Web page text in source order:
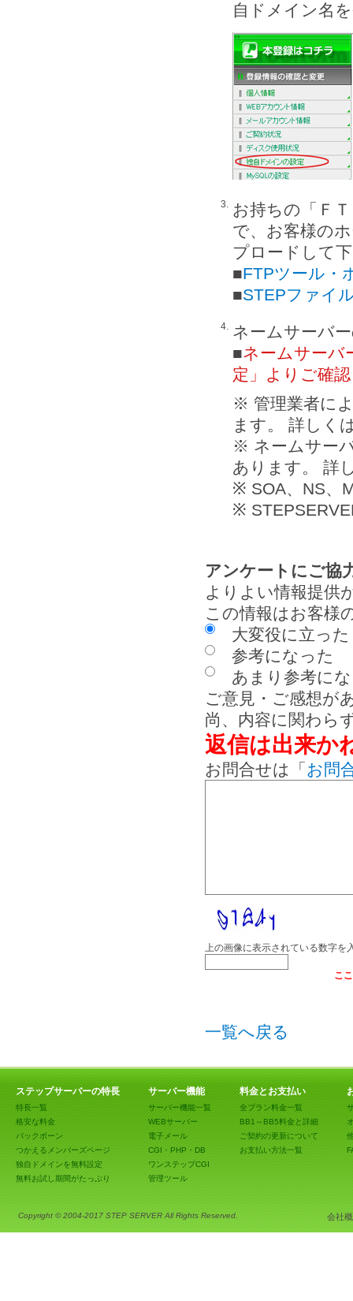
自ドメイン名
3. お持ちの「Ｆ
で、お客様の
プロードして
■FTPツール・
■STEPファイ
4. ネームサーバ
■ネームサーバ
定」よりご確
※ 管理業者に
ます。 詳しく
※ ネームサー
あります。 詳
※ SOA、NS、
※
アンケートにご協
よりよい情報提供
この情報はお客様
大変役に立った
参考になった
あまり参考に
ご意見・ご感想が
尚、内容に関わら
返信は出来か
お問合せは「 お問
上の画像に表示されている数字を
こ
一覧へ戻る
ステップサーバーの特長
特長一覧
格安な料金
バックボーン
つかえるメンバーズページ
独自ドメインを無料設定
無料お試し期間がたっぷり
サーバー機能
サーバー機能一覧
WEBサーバー
電子メール
CGI・PHP・DB
ワンステップCGI
管理ツール
料金とお支払い
全プラン料金一覧
BB1～BB5料金と詳細
ご契約の更新について
お支払い方法一覧
Copyright © 2004-2017 STEP SERVER All Rights Reserved. 会社